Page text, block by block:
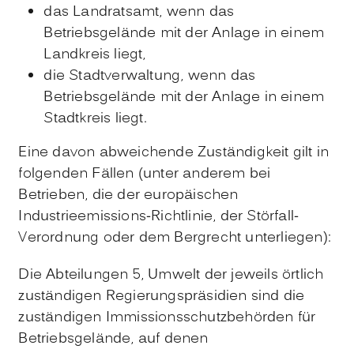
das Landratsamt, wenn das
Betriebsgelände mit der Anlage in einem
Landkreis liegt,
die Stadtverwaltung, wenn das
Betriebsgelände mit der Anlage in einem
Stadtkreis liegt.
Eine davon abweichende Zuständigkeit gilt in
folgenden Fällen (unter anderem bei
Betrieben, die der europäischen
Industrieemissions-Richtlinie, der Störfall-
Verordnung oder dem Bergrecht unterliegen):
Die Abteilungen 5, Umwelt der jeweils örtlich
zuständigen Regierungspräsidien sind die
zuständigen Immissionsschutzbehörden für
Betriebsgelände, auf denen